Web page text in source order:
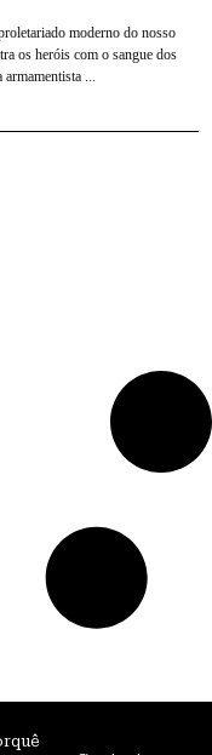
moderno do nosso
os heróis com o sangue dos
armamentista ...